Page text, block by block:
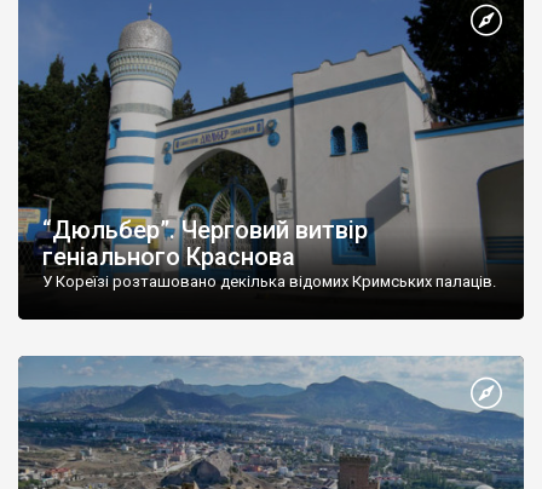
“Дюльбер”. Черговий витвір
геніального Краснова
У Кореїзі розташовано декілька відомих Кримських палаців.